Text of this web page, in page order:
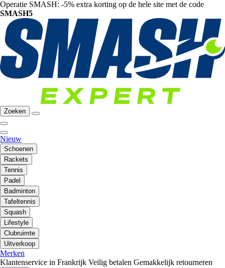
Operatie SMASH: -5% extra korting op de hele site met de code
SMASH5
Zoeken
Nieuw
Schoenen
Rackets
Tennis
Padel
Badminton
Tafeltennis
Squash
Lifestyle
Clubruimte
Uitverkoop
Merken
Klantenservice in Frankrijk Veilig betalen Gemakkelijk retourneren